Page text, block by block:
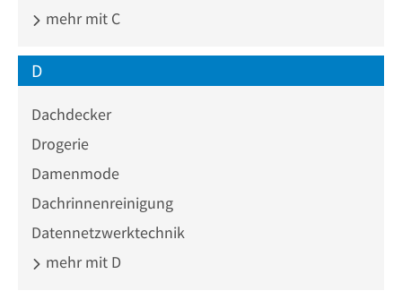
mehr mit C
D
Dachdecker
Drogerie
Damenmode
Dachrinnenreinigung
Datennetzwerktechnik
mehr mit D